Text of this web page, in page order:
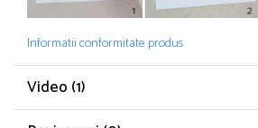
Informatii conformitate produs
Video (1)